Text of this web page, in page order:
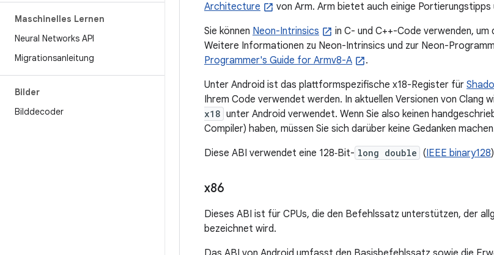
Maschinelles Lernen
Neural Networks API
Migrationsanleitung
Bilder
Bilddecoder
Architecture
von Arm. Arm bietet auch einige Portierungstipps
Sie können Neon-Intrinsics
in C- und C++-Code verwenden,
Weitere Informationen zu Neon-Intrinsics und zur Neon-
Programmer's Guide for Armv8-A
.
Unter Android ist das plattformspezifische x18-Register für
Ihrem Code verwendet werden. In aktuellen Versionen von Clang
x18 unter Android verwendet. Wenn Sie also keinen
Compiler) haben, müssen Sie sich darüber keine Gedanken
Diese ABI verwendet eine 128‑Bit- long double (IEEE binary128
x86
Dieses ABI ist für CPUs, die den Befehlssatz unterstützen, der
bezeichnet wird.